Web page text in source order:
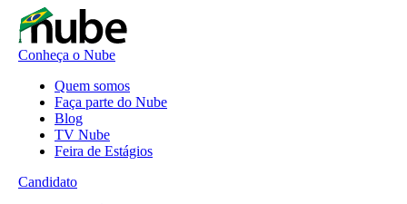
Conheça o Nube
Quem somos
Faça parte do Nube
Blog
TV Nube
Feira de Estágios
Candidato